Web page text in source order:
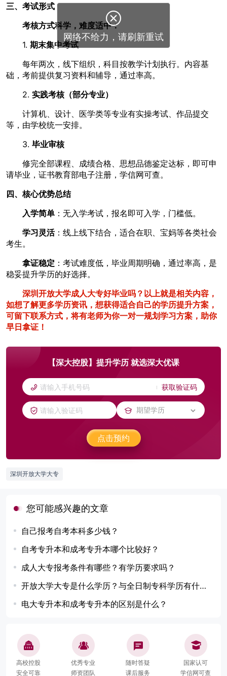
三、考试形式
考核方式科学，难度适中：
1. 期末集中考试
每年两次，线下组织，科目按教学计划执行。内容基
础，考前提供复习资料和辅导，通过率高。
2. 实践考核（部分专业）
计算机、设计、医学类等专业有实操考试、作品提交
等，由学校统一安排。
3. 毕业审核
修完全部课程、成绩合格、思想品德鉴定达标，即可申
请毕业，证书教育部电子注册，学信网可查。
四、核心优势总结
入学简单 ：无入学考试，报名即可入学，门槛低。
学习灵活：线上线下结合，适合在职、宝妈等各类社会
考生。
拿证稳定 ：考试难度低，毕业周期明确，通过率高，是
稳妥提升学历的好选择。
深圳开放大学成人大专好毕业吗？以上就是相关内容，
如想了解更多学历资讯，想获得适合自己的学历提升方案，
可留下联系方式，将有老师为你一对一规划学习方案，助你
早日拿证！
【深大控股】提升学历 就选深大优课
获取验证码
点击预约
深圳开放大学大专
您可能感兴趣的文章
自己报考自考本科多少钱？
自考专升本和成考专升本哪个比较好？
成人大专报考条件有哪些？有学历要求吗？
开放大学大专是什么学历？与全日制专科学历有什么区别？
电大专升本和成考专升本的区别是什么？
高校控股
安全可靠
优秀专业
师资团队
随时答疑
课后服务
国家认可
学信网可查

网络不给力，请刷新重试